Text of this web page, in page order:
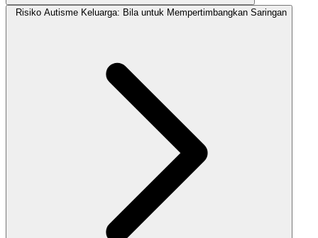
Risiko Autisme Keluarga: Bila untuk Mempertimbangkan Saringan